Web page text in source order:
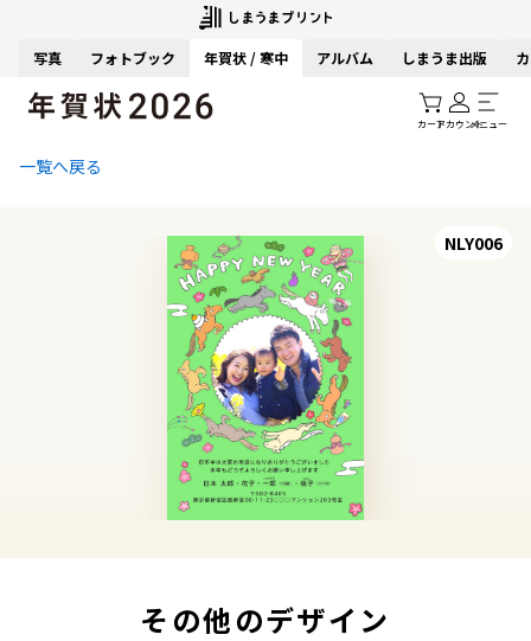
写真 フォトブック 年賀状 / 寒中 アルバム しまうま出版
カートアカウントメニュー
一覧へ戻る
NLY006
その他のデザイン